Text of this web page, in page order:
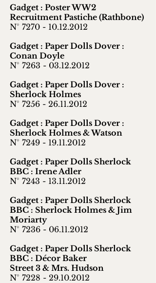
Gadget : Poster WW2
Recruitment Pastiche (Rathbone)
N° 7270 - 10.12.2012
Gadget : Paper Dolls Dover :
Conan Doyle
N° 7263 - 03.12.2012
Gadget : Paper Dolls Dover :
Sherlock Holmes
N° 7256 - 26.11.2012
Gadget : Paper Dolls Dover :
Sherlock Holmes & Watson
N° 7249 - 19.11.2012
Gadget : Paper Dolls Sherlock
BBC : Irene Adler
N° 7243 - 13.11.2012
Gadget : Paper Dolls Sherlock
BBC : Sherlock Holmes & Jim
Moriarty
N° 7236 - 06.11.2012
Gadget : Paper Dolls Sherlock
BBC : Décor Baker
Street 3 & Mrs. Hudson
N° 7228 - 29.10.2012